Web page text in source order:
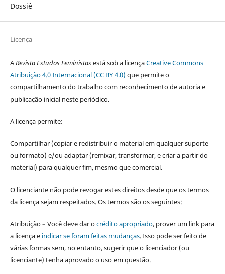
Dossiê
Licença
ARevista Estudos Feministasestá sob a licençaCreative Commons
Atribuição 4.0 Internacional (CC BY 4.0) que permite o
compartilhamento do trabalho com reconhecimento de autoria e
publicação inicial neste periódico.
A licença permite:
Compartilhar (copiar e redistribuir o material em qualquer suporte
ou formato) e/ou adaptar (remixar, transformar, e criar a partir do
material) para qualquer fim, mesmo que comercial.
O licenciante não pode revogar estes direitos desde que os termos
da licença sejam respeitados. Os termos são os seguintes:
Atribuição – Você deve dar ocrédito apropriado, prover um link para
a licença e indicar se foram feitas mudanças. Isso pode ser feito de
várias formas sem, no entanto, sugerir que o licenciador (ou
licenciante) tenha aprovado o uso em questão.